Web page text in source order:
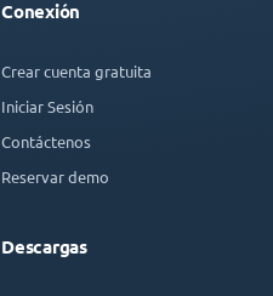
Conexión
Crear cuenta gratuita
Iniciar Sesión
Contáctenos
Reservar demo
Descargas